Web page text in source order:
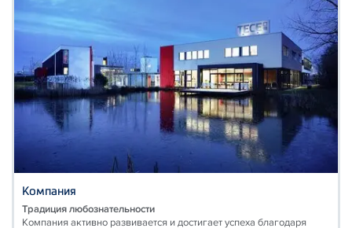
Компания
Традиция любознательности
Компания активно развивается и достигает успеха благодаря